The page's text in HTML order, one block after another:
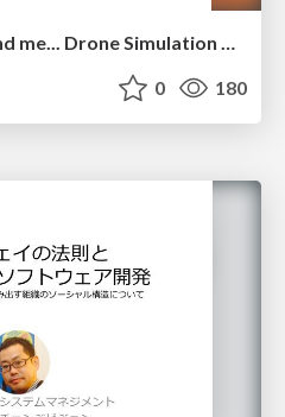
Hakoniwa, Mori-san, and me... Drone Simulation and Math
0 180